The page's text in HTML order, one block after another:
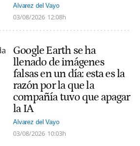
Alvarez del Vayo
03/08/2026 12:08h
Google Earth se ha
llenado de imágenes
falsas en un día: esta es la
razón por la que la
compañía tuvo que apagar
la IA
Alvarez del Vayo
03/08/2026 10:03h